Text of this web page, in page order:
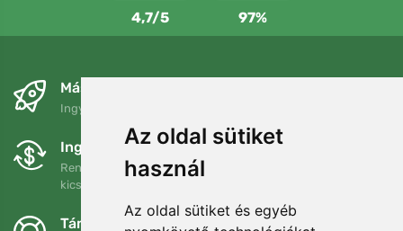
Az oldal sütiket
használ
Az oldal sütiket és egyéb
4,7/5 97%
Másnapra és ingyenesen
Ingyenes szállítás a következő összeg felett: 80 EUR
Ingyenes csere és visszaküldés
Rendelését 90 napon belül bármikor visszaküldheti vagy
kicserélheti.
Támogatjuk a Trees.org-ot